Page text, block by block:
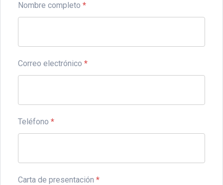
Nombre completo *
Correo electrónico *
Teléfono *
Carta de presentación *